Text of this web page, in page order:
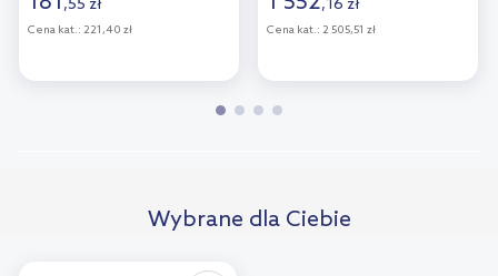
,55 zł
Cena kat.: 221,40 zł
wyłożenia płytkami
56018180
,16 zł
Cena kat.: 2 505,51 zł
Wybrane dla Ciebie